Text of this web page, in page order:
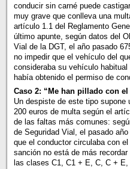
conducir sin carné puede
muy grave que conlleva una
artículo 1.1 del Reglamento
último apunte, según datos del
Vial de la DGT, el año pasado
no impedir que el vehículo del
consideraba su vehículo
había obtenido el permiso de
Caso 2: “Me han pillado con
Un despiste de este tipo
200 euros de multa según el
de las faltas más comunes:
de Seguridad Vial, el pasado
que el conductor circulaba con
sanción no está de más
las clases C1, C1 + E, C, C +